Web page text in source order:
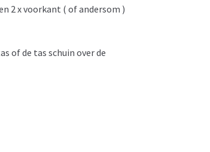
2 x voorkant ( of andersom )
of de tas schuin over de